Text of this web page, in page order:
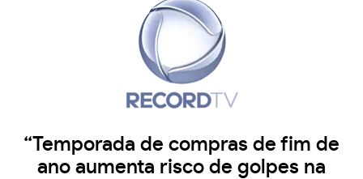
“Temporada de compras de fim de
ano aumenta risco de golpes na